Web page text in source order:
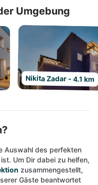
Umgebung
Nikita Zadar - 4.1 km
Auswahl des perfekten
Um Dir dabei zu helfen,
zusammengestellt,
Gäste beantwortet